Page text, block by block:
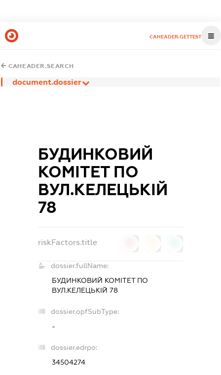
CAHEADER.GETTEST
CAHEADER.SEARCH
document.dossier
БУДИНКОВИЙ
КОМІТЕТ ПО
ВУЛ.КЕЛЕЦЬКІЙ
78
riskFactors.title
dossier.fullName:
БУДИНКОВИЙ КОМІТЕТ ПО
ВУЛ.КЕЛЕЦЬКІЙ 78
dossier.opfSubType:
-
dossier.edrpo:
34504274